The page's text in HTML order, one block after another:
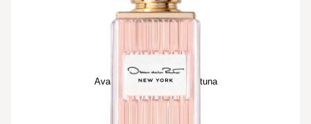
Avaa tuotekuva suurennettuna